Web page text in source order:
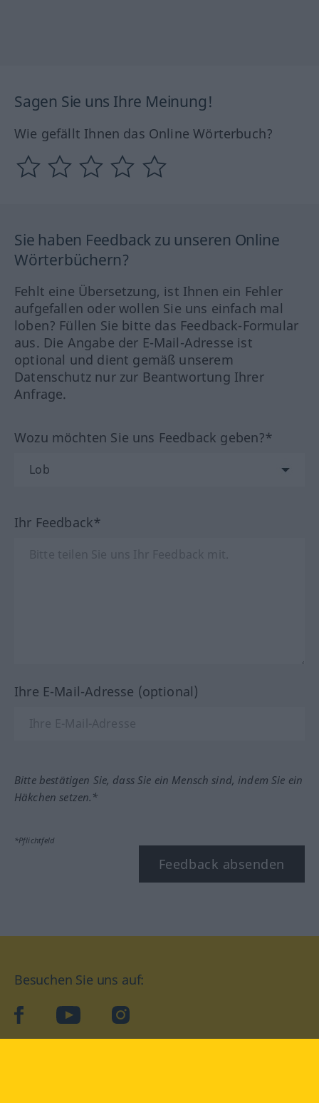
Sagen Sie uns Ihre Meinung!
Wie gefällt Ihnen das Online Wörterbuch?
Sie haben Feedback zu unseren Online
Wörterbüchern?
Fehlt eine Übersetzung, ist Ihnen ein Fehler
aufgefallen oder wollen Sie uns einfach mal
loben? Füllen Sie bitte das Feedback-Formular
aus. Die Angabe der E-Mail-Adresse ist
optional und dient gemäß unserem
Datenschutz nur zur Beantwortung Ihrer
Anfrage.
Wozu möchten Sie uns Feedback geben?*
Ihr Feedback*
Ihre E-Mail-Adresse (optional)
Bitte bestätigen Sie, dass Sie ein Mensch sind, indem Sie ein
Häkchen setzen.*
*Pflichtfeld
Feedback absenden
Besuchen Sie uns auf:
facebookYouTube Instagram